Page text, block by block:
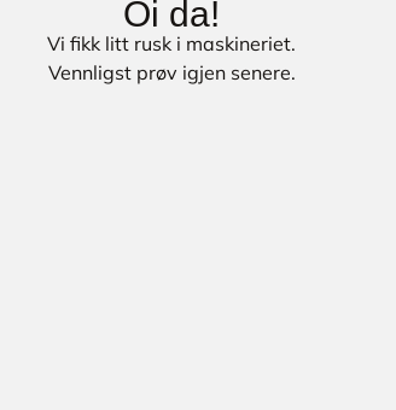
Oi da!
Vi fikk litt rusk i maskineriet.
Vennligst prøv igjen senere.